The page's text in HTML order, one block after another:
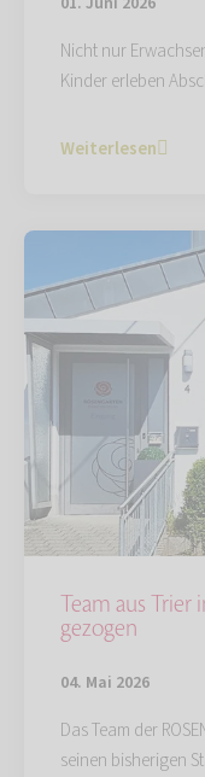
Nicht nur
Kinder erleben
Weiterlesen
Team aus Trier
gezogen
04. Mai 2026
Das Team der
seinen bisherigen